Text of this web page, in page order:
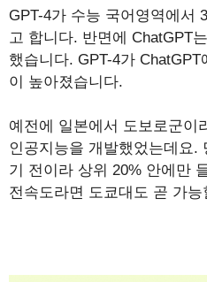
GPT-4가 수능 국어영역에서
고 합니다. 반면에 ChatGPT
했습니다. GPT-4가
이 높아졌습니다.
예전에 일본에서 도보로군이
인공지능을 개발했었는데요.
기 전이라 상위 20% 안에만
전속도라면 도쿄대도 곧 가